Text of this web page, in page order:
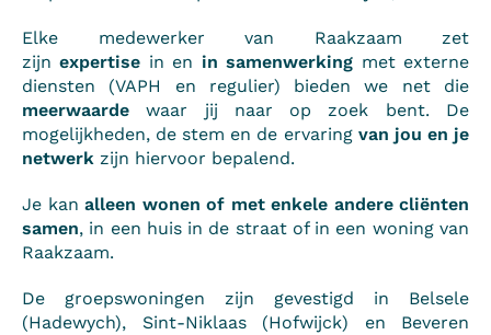
Elke medewerker van Raakzaam zet
zijnexpertise in en in samenwerking met externe
diensten (VAPH en regulier) bieden we net die
meerwaarde waar jij naar op zoek bent. De
mogelijkheden, de stem en de ervaring van jou en je
netwerk zijn hiervoor bepalend.
Je kan alleen wonen of met enkele andere cliënten
samen, in een huis in de straat of in een woning van
Raakzaam.
De groepswoningen zijn gevestigd in Belsele
(Hadewych), Sint-Niklaas (Hofwijck) en Beveren